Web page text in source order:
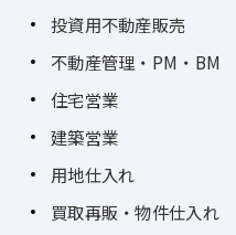
投資用不動産販売
不動産管理・PM・BM
住宅営業
建築営業
用地仕入れ
買取再販・物件仕入れ